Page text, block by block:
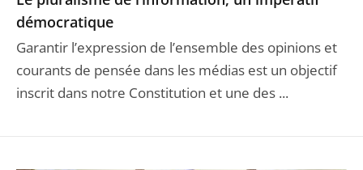
démocratique
Garantir l’expression de l’ensemble des opinions et
courants de pensée dans les médias est un objectif
inscrit dans notre Constitution et une des ...